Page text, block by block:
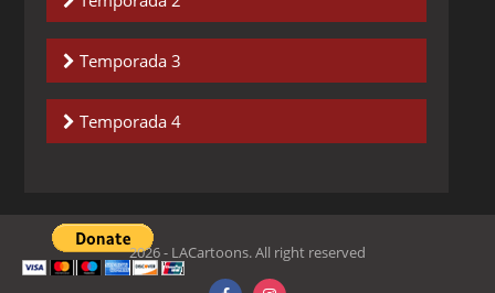
Capitulo 1-
Capitulo 2-Power Play
Capitulo 3-Brother-Sister Act
Capitulo 5-
Sunspots
Temporada 3
Capitulo 1-
Capitulo 4-She-Bang
Temporada 4
Capitulo 2-She-Back!
Capitulo 3-Out of Africa
2026 - LACartoons. All right reserved